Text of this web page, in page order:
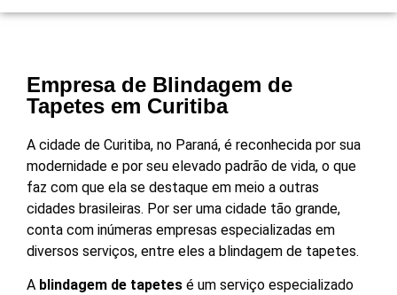
Empresa de Blindagem de
Tapetes em Curitiba
A cidade de Curitiba, no Paraná, é reconhecida por sua
modernidade e por seu elevado padrão de vida, o que
faz com que ela se destaque em meio a outras
cidades brasileiras. Por ser uma cidade tão grande,
conta com inúmeras empresas especializadas em
diversos serviços, entre eles a blindagem de tapetes.
A blindagem de tapetes é um serviço especializado